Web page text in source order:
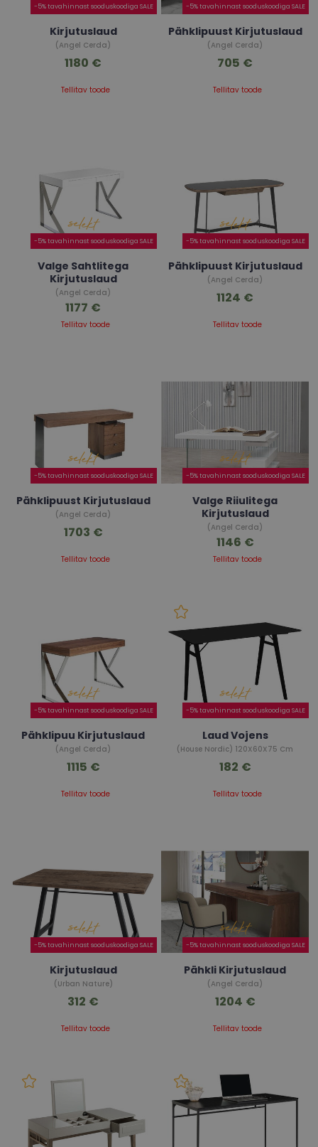
-5% tavahinnast sooduskoodiga SALE
Kirjutuslaud
(Angel Cerda)
Tellitav toode
1180 €
-5% tavahinnast sooduskoodiga SALE
Pähklipuust Kirjutuslaud
(Angel Cerda)
Tellitav toode
705 €
-5% tavahinnast sooduskoodiga SALE
Valge Sahtlitega
Kirjutuslaud
(Angel Cerda)
Tellitav toode
1177 €
-5% tavahinnast sooduskoodiga SALE
Pähklipuust Kirjutuslaud
(Angel Cerda)
Tellitav toode
1124 €
-5% tavahinnast sooduskoodiga SALE
Pähklipuust Kirjutuslaud
(Angel Cerda)
Tellitav toode
1703 €
-5% tavahinnast sooduskoodiga SALE
Valge Riiulitega
Kirjutuslaud
(Angel Cerda)
Tellitav toode
1146 €
-5% tavahinnast sooduskoodiga SALE
Pähklipuu Kirjutuslaud
(Angel Cerda)
Tellitav toode
1115 €
-5% tavahinnast sooduskoodiga SALE
Laud Vojens
(House Nordic) 120X60X75 Cm
Tellitav toode
182 €
-5% tavahinnast sooduskoodiga SALE
Kirjutuslaud
(Urban Nature)
Tellitav toode
312 €
-5% tavahinnast sooduskoodiga SALE
Pähkli Kirjutuslaud
(Angel Cerda)
Tellitav toode
1204 €